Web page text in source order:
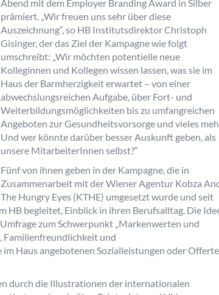
Abend mit dem Employer Branding Award in Silber
prämiert. „Wir freuen uns sehr über diese
Auszeichnung“, so HB Institutsdirektor Christoph
Gisinger, der das Ziel der Kampagne wie folgt
umschreibt: „Wir möchten potentielle neue
Kolleginnen und Kollegen wissen lassen, was sie im
Haus der Barmherzigkeit erwartet – von einer
abwechslungsreichen Aufgabe, über Fort- und
Weiterbildungsmöglichkeiten bis zu umfangreichen
Angeboten zur Gesundheitsvorsorge und vieles
Und wer könnte darüber besser Auskunft geben, als
unsere MitarbeiterInnen selbst?“
Fünf von ihnen geben in der Kampagne, die in
Zusammenarbeit mit der Wiener Agentur Kobza
The Hungry Eyes (KTHE) umgesetzt wurde und seit
HB begleitet, Einblick in ihren Berufsalltag. Die
zum Schwerpunkt „Markenwerten und
Familienfreundlichkeit und
Haus angebotenen Sozialleistungen oder Offerte
durch die Illustrationen der internationalen